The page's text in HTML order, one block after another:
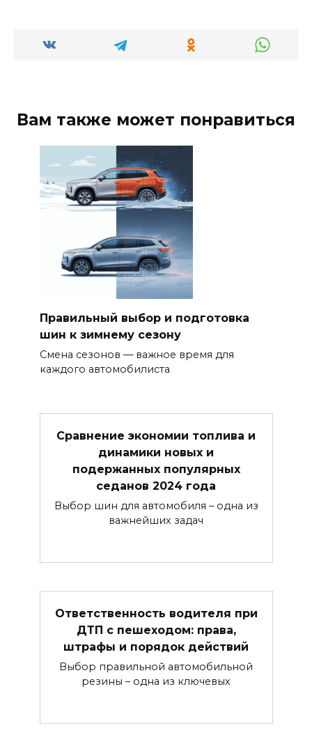
Вам также может понравиться
Правильный выбор и подготовка
шин к зимнему сезону
Смена сезонов — важное время для
каждого автомобилиста
Сравнение экономии топлива и
динамики новых и
подержанных популярных
седанов 2024 года
Выбор шин для автомобиля – одна из
важнейших задач
Ответственность водителя при
ДТП с пешеходом: права,
штрафы и порядок действий
Выбор правильной автомобильной
резины – одна из ключевых